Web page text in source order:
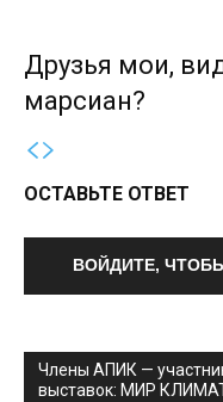
Друзья мои,
марсиан?
ОСТАВЬТЕ ОТВЕТ
ВОЙДИТЕ,
Члены АПИК —
выставок: МИР